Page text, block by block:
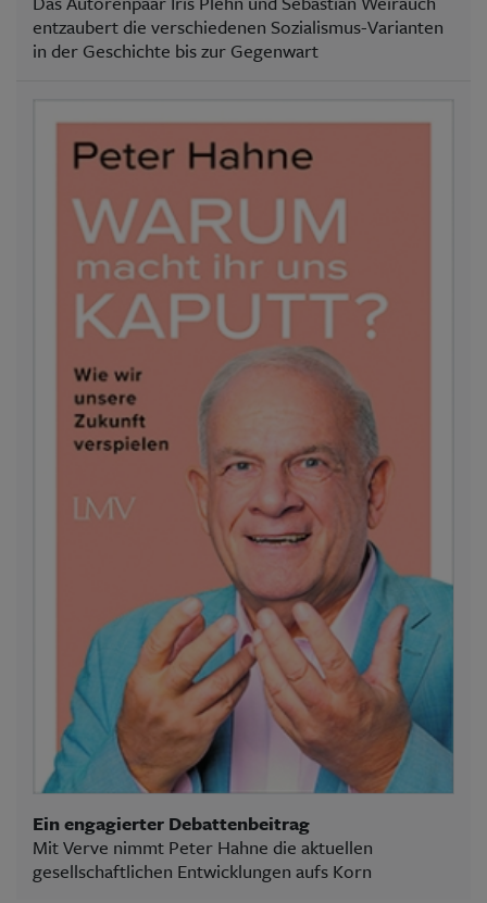
entzaubert die verschiedenen Sozialismus-Varianten
in der Geschichte bis zur Gegenwart
Ein engagierter Debattenbeitrag
Mit Verve nimmt Peter Hahne die aktuellen
gesellschaftlichen Entwicklungen aufs Korn